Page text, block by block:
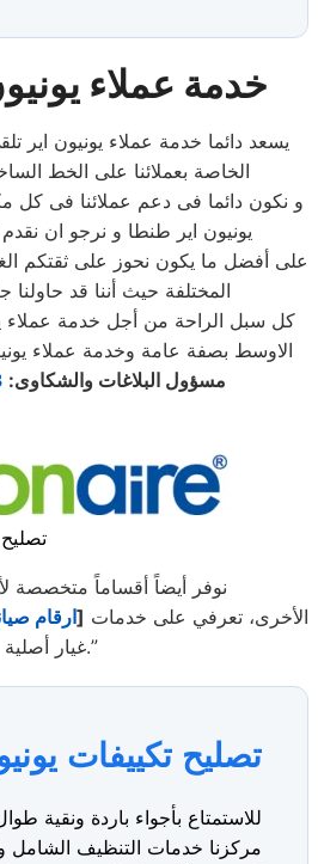
خدمة عملاء
يسعد دائما خدمة عملاء يونيون اير
الخاصة بعملائنا على الخط
و نكون دائما فى دعم عملائنا فى كل
يونيون اير طنطا و نرجو ان
على أفضل ما يكون نحوز على ثقتكم
المختلفة حيث أننا قد حاولنا
كل سبل الراحة من أجل خدمة عملاء
الاوسط بصفة عامة وخدمة عملاء
مسؤول البلاغات والشكاوى:
نوفر أيضاً أقساماً متخصصة
الأخرى، تعرفي على خدمات [ارقام
غيار أصلية.”
تصليح تكييفات
للاستمتاع بأجواء باردة ونقية
مركزنا خدمات التنظيف الشامل